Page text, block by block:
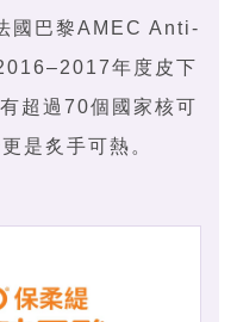
國巴黎AMEC Anti-
年度皮下
超過70個國家核可
是炙手可熱。